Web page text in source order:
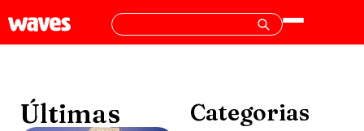
Últimas Categorias